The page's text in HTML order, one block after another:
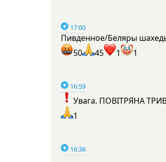
17:00
Пивденное/Беляры
50
45 1 1
16:59
Увага. ПОВІТРЯНА
1
16:36